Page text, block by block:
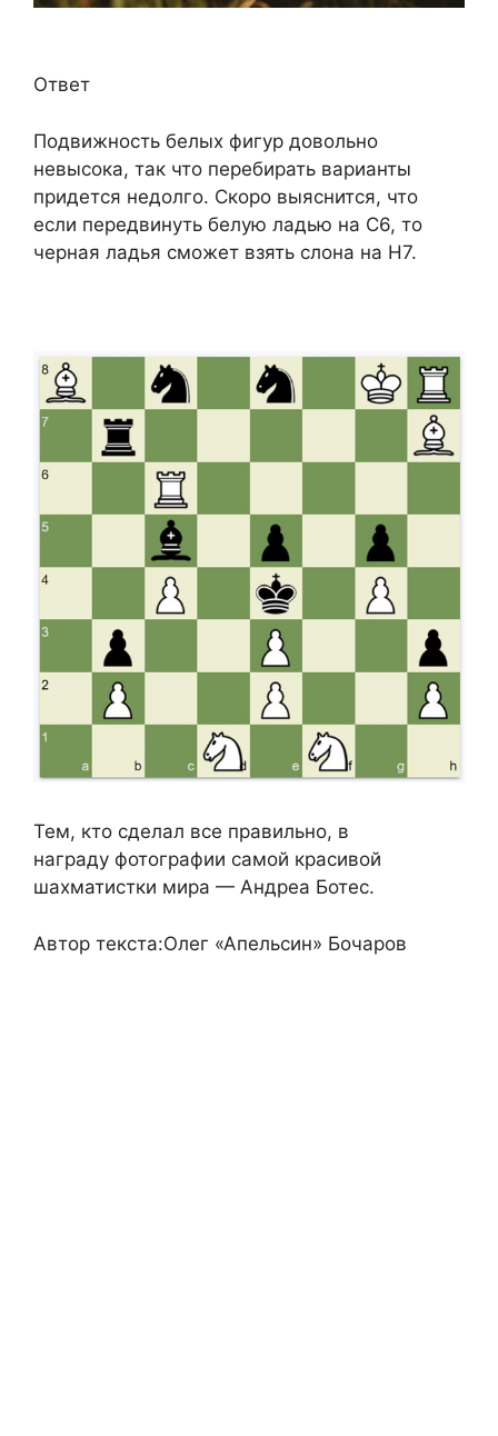
Ответ
Подвижность белых фигур довольно
невысока, так что перебирать варианты
придется недолго. Скоро выяснится, что
если передвинуть белую ладью на C6, то
черная ладья сможет взять слона на H7.
Тем, кто сделал все правильно, в
награду фотографии самой красивой
шахматистки мира — Андреа Ботес.
Автор текста:Олег «Апельсин» Бочаров